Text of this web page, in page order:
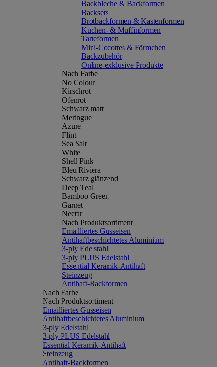
Backbleche & Backformen
Backsets
Brotbackformen & Kastenformen
Kuchen- & Muffinformen
Tarteformen
Mini-Cocottes & Förmchen
Backzubehör
Online-exklusive Produkte
Nach Farbe
No Colour
Kirschrot
Ofenrot
Schwarz matt
Meringue
Azure
Flint
Sea Salt
White
Shell Pink
Bleu Riviera
Schwarz glänzend
Deep Teal
Bamboo Green
Garnet
Nectar
Nach Produktsortiment
Emailliertes Gusseisen
Antihaftbeschichtetes Aluminium
3-ply Edelstahl
3-ply PLUS Edelstahl
Essential Keramik-Antihaft
Steinzeug
Antihaft-Backformen
Nach Farbe
Nach Produktsortiment
Emailliertes Gusseisen
Antihaftbeschichtetes Aluminium
3-ply Edelstahl
3-ply PLUS Edelstahl
Essential Keramik-Antihaft
Steinzeug
Antihaft-Backformen